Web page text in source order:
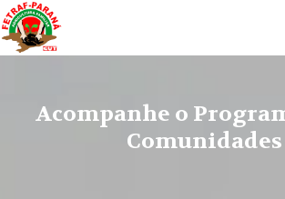
Acompanhe o
Comunidades